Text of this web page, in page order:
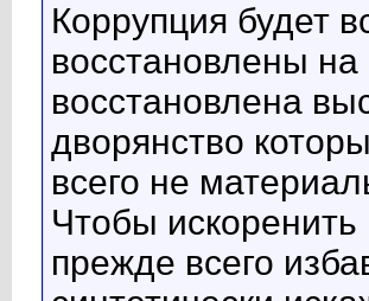
Коррупция будет
восстановлены на
восстановлена
дворянство
всего не
Чтобы
прежде всего